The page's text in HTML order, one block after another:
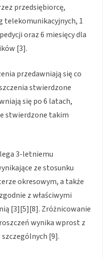
przedsiębiorcę,
telekomunikacyjnych, 1
oraz 6 miesięcy dla
[3].
przedawniają się co
stwierdzone
się po 6 latach,
stwierdzone takim
3-letniemu
ze stosunku
okresowym, a także
z właściwymi
[3][5][8]. Zróżnicowanie
wynika wprost z
[9].